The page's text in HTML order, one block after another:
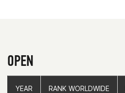
OPEN
YEAR RANK WORLDWIDE
YEAR RANK WORLDWIDE